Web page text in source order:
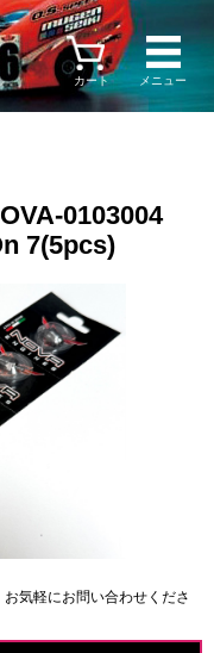
カート メニュー
0103004
7(5pcs)
気軽にお問い合わせくださ